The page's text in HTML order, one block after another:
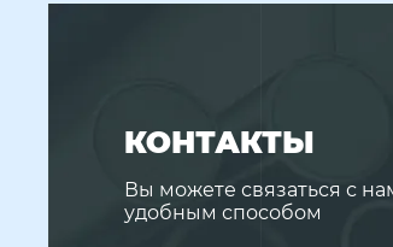
КОНТАКТЫ
Вы можете связаться с
удобным способом